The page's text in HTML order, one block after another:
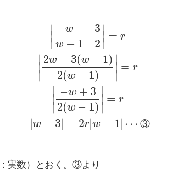
∣
∣∣
w
w − 1
–
3
2
∣
∣∣ = r
∣
∣
∣
2w − 3(w − 1)
2(w − 1)
∣
∣
∣ = r
∣
∣
∣
−w + 3
2(w − 1)
∣
∣
∣ = r
|w − 3 = 2r |w − 1 ⋯ ③
：実数）とおく。③より